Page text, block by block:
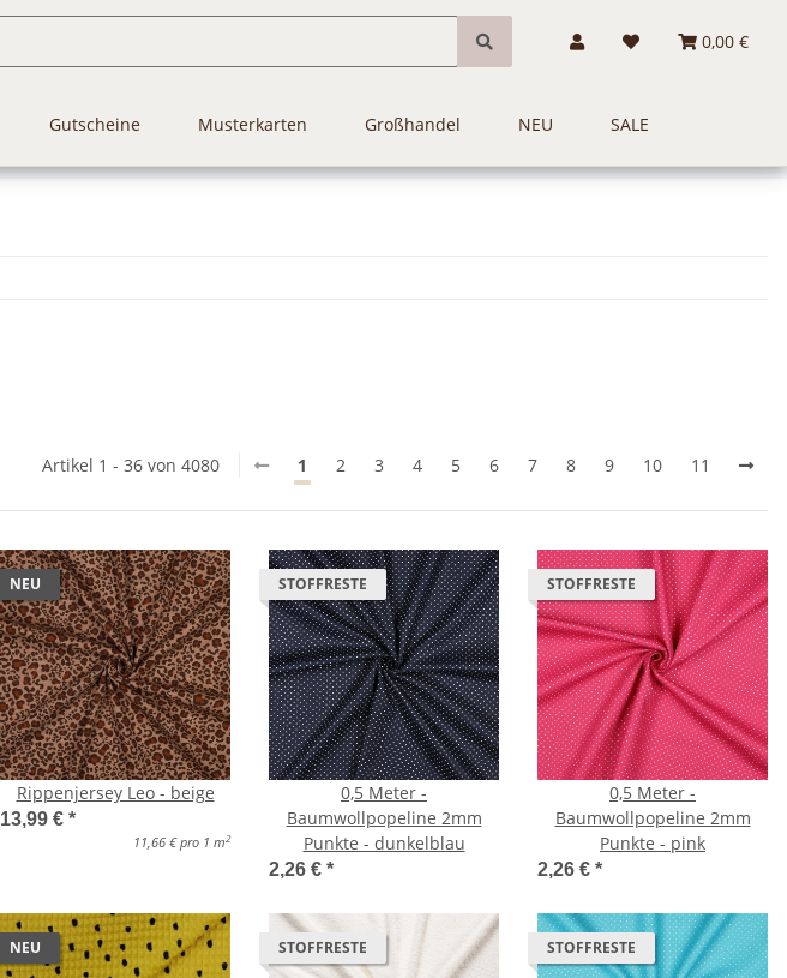
0,00 €
Gutscheine Musterkarten Großhandel NEU SALE
Artikel 1 - 36 von 4080 1 2 3 4 5 6 7 8 9 10 11
NEU
Rippenjersey Leo - beige
13,99 € *
11,66 € pro 1 m2
STOFFRESTE
0,5 Meter -
Baumwollpopeline 2mm
Punkte - dunkelblau
2,26 € *
STOFFRESTE
0,5 Meter -
Baumwollpopeline 2mm
Punkte - pink
2,26 € *
NEU STOFFRESTE STOFFRESTE